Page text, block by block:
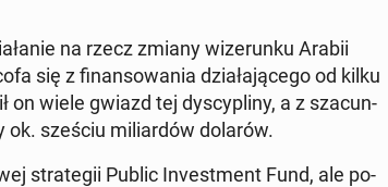
na rzecz zmiany wi­ze­run­ku Arabii
się z fi­nan­so­wa­nia dzia­ła­ją­ce­go od kilku
on wiele gwiazd tej dys­cy­pli­ny, a z sza­cun­
ok. sześciu mi­liar­dów dolarów.
stra­te­gii Public In­ve­st­ment Fund, ale po­